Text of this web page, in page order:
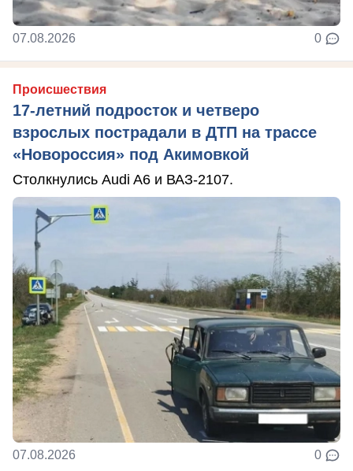
07.08.2026 0
Происшествия
17-летний подросток и четверо
взрослых пострадали в ДТП на трассе
«Новороссия» под Акимовкой
Столкнулись Audi A6 и ВАЗ-2107.
07.08.2026 0